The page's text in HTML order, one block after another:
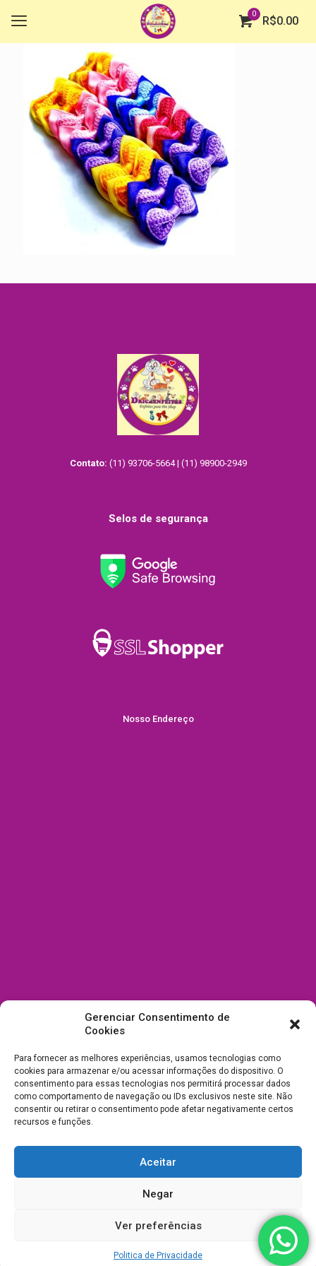
Gerenciar Consentimento de
Cookies
Para fornecer as melhores experiências, usamos tecnologias como
cookies para armazenar e/ou acessar informações do dispositivo. O
consentimento para essas tecnologias nos permitirá processar dados
como comportamento de navegação ou IDs exclusivos neste site. Não
consentir ou retirar o consentimento pode afetar negativamente certos
recursos e funções.
Aceitar
Negar
Ver preferências
Politica de Privacidade
0
R$0.00
Contato: (11) 93706-5664 | (11) 98900-2949
Selos de segurança
Nosso Endereço
03.238.240/0001-39 -Desenvolvimento e Suporte